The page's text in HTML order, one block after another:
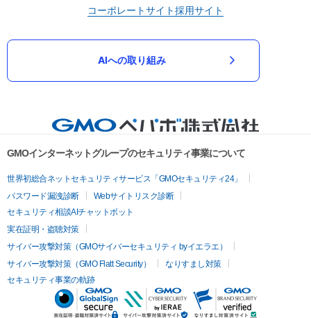
コーポレートサイト採用サイト
AIへの取り組み
GMOインターネットグループのセキュリティ事業について
世界初総合ネットセキュリティサービス「GMOセキュリティ24」
パスワード漏洩診断
Webサイトリスク診断
セキュリティ相談AIチャットボット
実在証明・盗聴対策
サイバー攻撃対策（GMOサイバーセキュリティ byイエラエ）
サイバー攻撃対策（GMO Flatt Security）
なりすまし対策
セキュリティ事業の軌跡